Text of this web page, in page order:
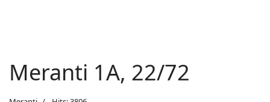
Meranti 1A, 22/72